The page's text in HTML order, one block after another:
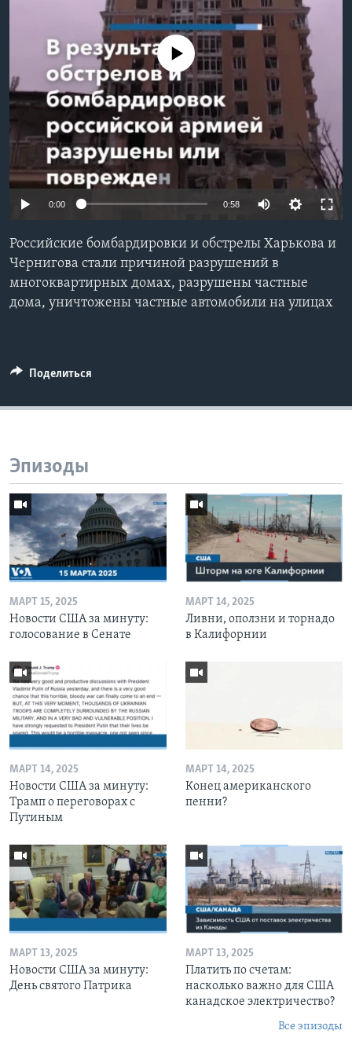
Learning English
СОЦИАЛЬНЫЕ СЕТИ
Языки
No media source currently available
0:00 0:58
Российские бомбардировки и обстрелы Харькова и
Чернигова стали причиной разрушений в
многоквартирных домах, разрушены частные
дома, уничтожены частные автомобили на улицах
Поделиться
Эпизоды
МАРТ 15, 2025
Новости США за минуту:
голосование в Сенате
МАРТ 14, 2025
Ливни, оползни и торнадо
в Калифорнии
МАРТ 14, 2025
Новости США за минуту:
Трамп о переговорах с
Путиным
МАРТ 14, 2025
Конец американского
пенни?
МАРТ 13, 2025
Новости США за минуту:
День святого Патрика
МАРТ 13, 2025
Платить по счетам:
насколько важно для США
канадское электричество?
Все эпизоды